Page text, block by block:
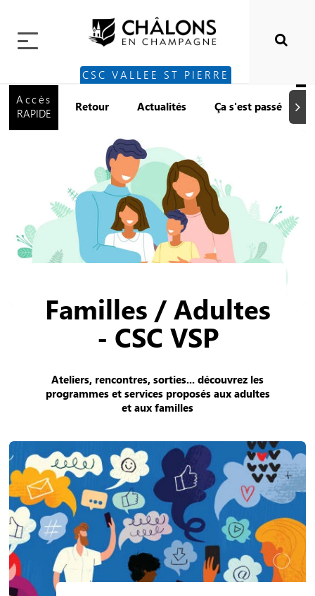
CSC VALLEE ST PIERRE
Accès
RAPIDE
Retour Actualités Ça s'est passé
Familles / Adultes
- CSC VSP
Ateliers, rencontres, sorties... découvrez les
programmes et services proposés aux adultes
et aux familles